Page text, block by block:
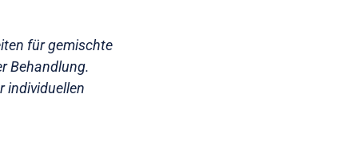
für gemischte
Behandlung.
individuellen